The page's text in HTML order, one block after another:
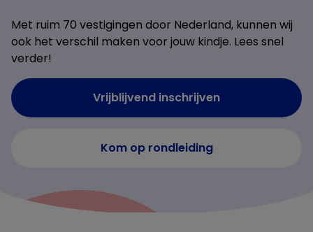
Met ruim 70 vestigingen door Nederland, kunnen wij
ook het verschil maken voor jouw kindje. Lees snel
verder!
Vrijblijvend inschrijven
Kom op rondleiding